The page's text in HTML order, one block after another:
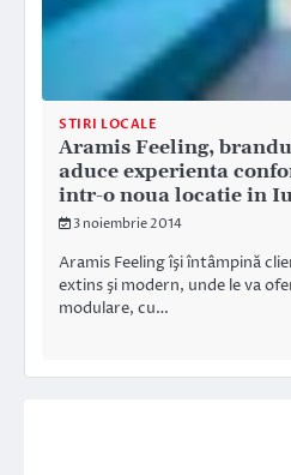
STIRI LOCALE
Aramis Feeling,
aduce experienta
intr-o noua locatie in
3 noiembrie 2014
Aramis Feeling îşi întâmpină
extins şi modern, unde le va
modulare, cu…